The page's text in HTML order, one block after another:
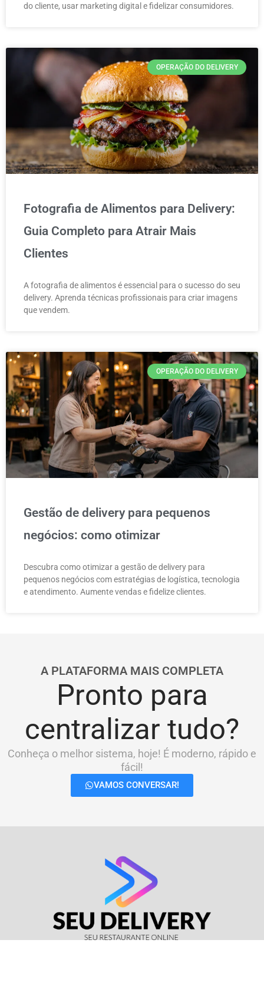
do cliente, usar marketing digital e fidelizar consumidores.
OPERAÇÃO DO DELIVERY
Fotografia de Alimentos para Delivery:
Guia Completo para Atrair Mais
Clientes
A fotografia de alimentos é essencial para o sucesso do seu
delivery. Aprenda técnicas profissionais para criar imagens
que vendem.
OPERAÇÃO DO DELIVERY
Gestão de delivery para pequenos
negócios: como otimizar
Descubra como otimizar a gestão de delivery para
pequenos negócios com estratégias de logística, tecnologia
e atendimento. Aumente vendas e fidelize clientes.
A PLATAFORMA MAIS COMPLETA
Pronto para
centralizar tudo?
Conheça o melhor sistema, hoje! É moderno, rápido e
fácil!
VAMOS CONVERSAR!